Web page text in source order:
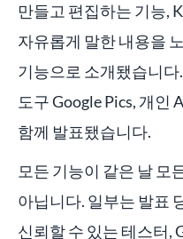
만들고 편집하는 기능,
자유롭게 말한 내용을
기능으로 소개됐습니다
도구 Google Pics, 개인
함께 발표됐습니다.
모든 기능이 같은 날 모
아닙니다. 일부는 발표
신뢰할 수 있는 테스터,